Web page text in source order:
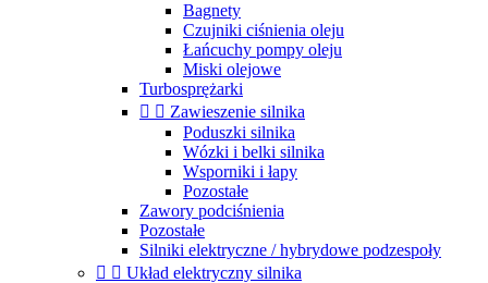
Bagnety
Czujniki ciśnienia oleju
Łańcuchy pompy oleju
Miski olejowe
Turbosprężarki
  Zawieszenie silnika
Poduszki silnika
Wózki i belki silnika
Wsporniki i łapy
Pozostałe
Zawory podciśnienia
Pozostałe
Silniki elektryczne / hybrydowe podzespoły
  Układ elektryczny silnika